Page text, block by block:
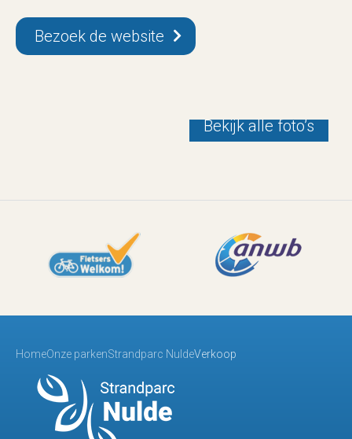
Bezoek de website
Bekijk alle foto’s
HomeOnze parkenStrandparc NuldeVerkoop